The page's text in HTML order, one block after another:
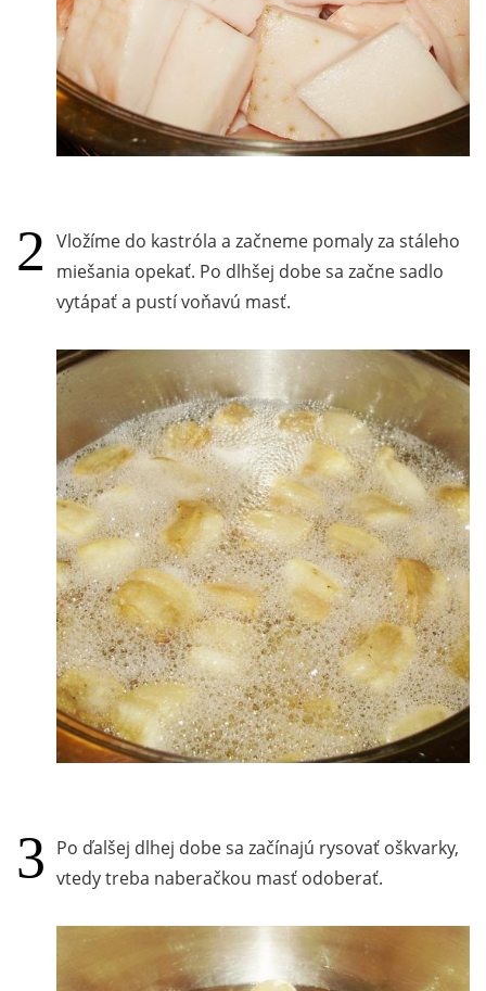
Vložíme do kastróla a začneme pomaly za stáleho
miešania opekať. Po dlhšej dobe sa začne sadlo
vytápať a pustí voňavú masť.
Po ďalšej dlhej dobe sa začínajú rysovať oškvarky,
vtedy treba naberačkou masť odoberať.